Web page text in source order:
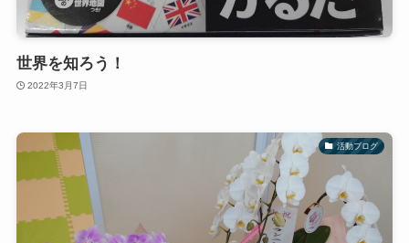
世界を知ろう！
2022年3月7日
活動ブログ